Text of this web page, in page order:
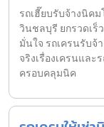
รถเฮี๊ยบรับจ้างนิค
วินชลบุรี ยกรวดเร็
มั่นใจ รถเครนรับจ้
จริงเรื่องเครนและ
ครอบคลุมนิค